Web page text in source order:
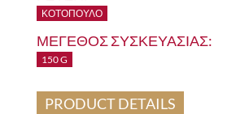
ΚΟΤΌΠΟΥΛΟ
ΜΕΓΕΘΟΣ ΣΥΣΚΕΥΑΣΙΑΣ:
150 G
PRODUCT DETAILS